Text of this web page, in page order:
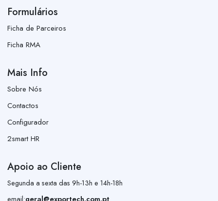
Formulários
Ficha de Parceiros
Ficha RMA
Mais Info
Sobre Nós
Contactos
Configurador
2smart HR
Apoio ao Cliente
Segunda a sexta das 9h-13h e 14h-18h
email:geral@exportech.com.pt